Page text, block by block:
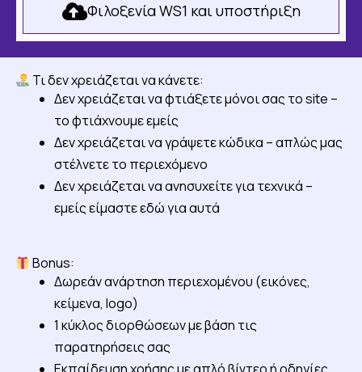
Φιλοξενία WS1 και υποστήριξη
Τι δεν χρειάζεται να κάνετε:
Δεν χρειάζεται να φτιάξετε μόνοι σας το site –
το φτιάχνουμε εμείς
Δεν χρειάζεται να γράψετε κώδικα – απλώς μας
στέλνετε το περιεχόμενο
Δεν χρειάζεται να ανησυχείτε για τεχνικά –
εμείς είμαστε εδώ για αυτά
Bonus:
Δωρεάν ανάρτηση περιεχομένου (εικόνες,
κείμενα, logo)
1 κύκλος διορθώσεων με βάση τις
παρατηρήσεις σας